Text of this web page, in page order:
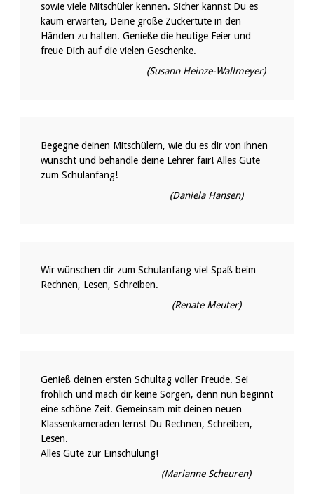
sowie viele Mitschüler kennen. Sicher kannst Du es
kaum erwarten, Deine große Zuckertüte in den
Händen zu halten. Genieße die heutige Feier und
freue Dich auf die vielen Geschenke.
(Susann Heinze-Wallmeyer)
Begegne deinen Mitschülern, wie du es dir von ihnen
wünscht und behandle deine Lehrer fair! Alles Gute
zum Schulanfang!
(Daniela Hansen)
Wir wünschen dir zum Schulanfang viel Spaß beim
Rechnen, Lesen, Schreiben.
(Renate Meuter)
Genieß deinen ersten Schultag voller Freude. Sei
fröhlich und mach dir keine Sorgen, denn nun beginnt
eine schöne Zeit. Gemeinsam mit deinen neuen
Klassenkameraden lernst Du Rechnen, Schreiben,
Lesen.
Alles Gute zur Einschulung!
(Marianne Scheuren)